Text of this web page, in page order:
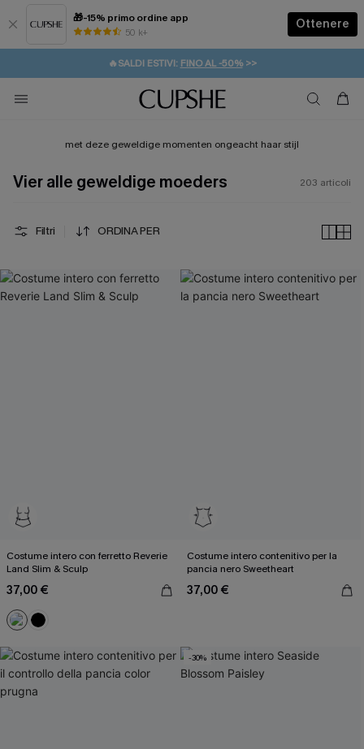
🎁-15% primo ordine app
50 k+
Ottenere
⚡️-15% SUGLI ESSENZIALI DA VACANZA | ACQUISTA
🔥SALDI ESTIVI: FINO AL -50%>>
🚚SPEDIZIONE GRATUITA DA 49€
💌REGALO PER I NUOVI: 20% DI SCONTO*
met deze geweldige momenten ongeacht haar stijl
Vier alle geweldige moeders 203 articoli
Filtri ORDINA PER
Costume intero con ferretto Reverie
Land Slim & Sculp
37,00 €
Costume intero contenitivo per la
pancia nero Sweetheart
37,00 €
-30%